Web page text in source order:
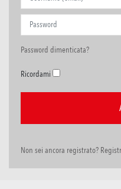
Password dimenticata?
Ricordami
Non sei ancora registrato?